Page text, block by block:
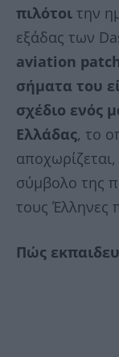
πιλότοι την
εξάδας των
aviation
σήματα του
σχέδιο ενός
Ελλάδας, το
σύμβολο της
τους Έλληνες
Πώς